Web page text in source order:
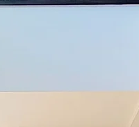
み、
ました。